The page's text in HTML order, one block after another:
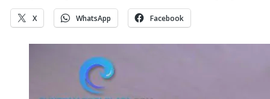
X WhatsApp Facebook